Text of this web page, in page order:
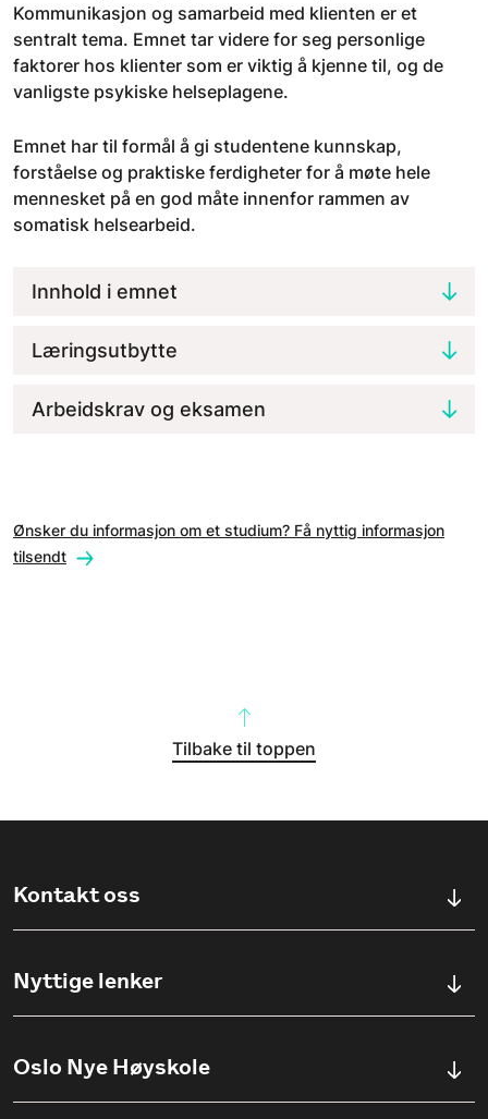
Kommunikasjon og samarbeid med klienten er et
sentralt tema. Emnet tar videre for seg personlige
faktorer hos klienter som er viktig å kjenne til, og de
vanligste psykiske helseplagene.
Emnet har til formål å gi studentene kunnskap,
forståelse og praktiske ferdigheter for å møte hele
mennesket på en god måte innenfor rammen av
somatisk helsearbeid.
Innhold i emnet
Læringsutbytte
Arbeidskrav og eksamen
Ønsker du informasjon om et studium? Få nyttig informasjon
tilsendt
Tilbake til toppen
Kontakt oss
Ullevålsveien 76, 0454 OSLO
(+47) 23 23 38 20
Nyttige lenker
Søknadsinfo
Oslo Nye Høyskole